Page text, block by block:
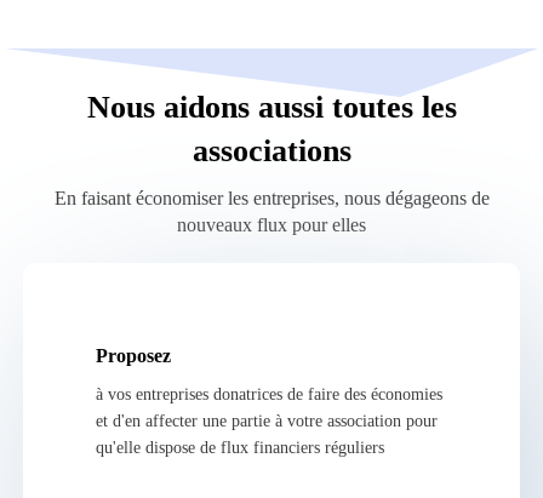
Nous aidons aussi toutes les
associations
En faisant économiser les entreprises, nous dégageons de
nouveaux flux pour elles
Proposez
à vos entreprises donatrices de faire des économies
et d'en affecter une partie à votre association pour
qu'elle dispose de flux financiers réguliers